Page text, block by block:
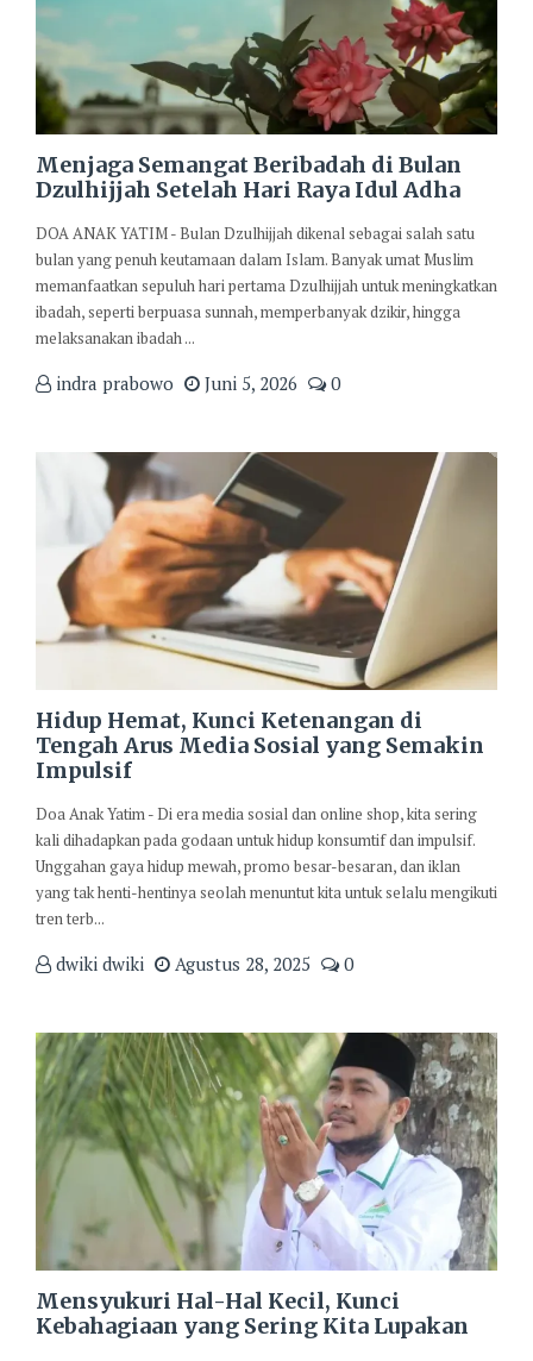
Menjaga Semangat Beribadah di Bulan
Dzulhijjah Setelah Hari Raya Idul Adha
DOA ANAK YATIM - Bulan Dzulhijjah dikenal sebagai salah satu
bulan yang penuh keutamaan dalam Islam. Banyak umat Muslim
memanfaatkan sepuluh hari pertama Dzulhijjah untuk meningkatkan
ibadah, seperti berpuasa sunnah, memperbanyak dzikir, hingga
melaksanakan ibadah ...
indra prabowo Juni 5, 2026 0
Hidup Hemat, Kunci Ketenangan di
Tengah Arus Media Sosial yang Semakin
Impulsif
Doa Anak Yatim - Di era media sosial dan online shop, kita sering
kali dihadapkan pada godaan untuk hidup konsumtif dan impulsif.
Unggahan gaya hidup mewah, promo besar-besaran, dan iklan
yang tak henti-hentinya seolah menuntut kita untuk selalu mengikuti
tren terb...
dwiki dwiki Agustus 28, 2025 0
Mensyukuri Hal-Hal Kecil, Kunci
Kebahagiaan yang Sering Kita Lupakan